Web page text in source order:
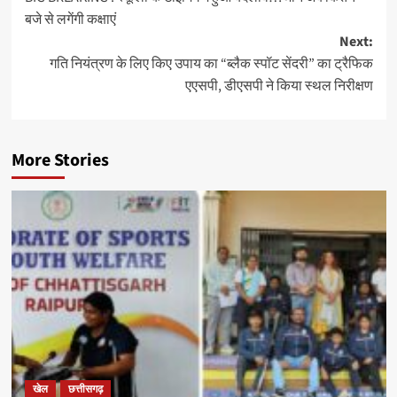
बजे से लगेंगी कक्षाएं
Next:
गति नियंत्रण के लिए किए उपाय का “ब्लैक स्पॉट सेंदरी” का ट्रैफिक
एएसपी, डीएसपी ने किया स्थल निरीक्षण
More Stories
खेल छत्तीसगढ़